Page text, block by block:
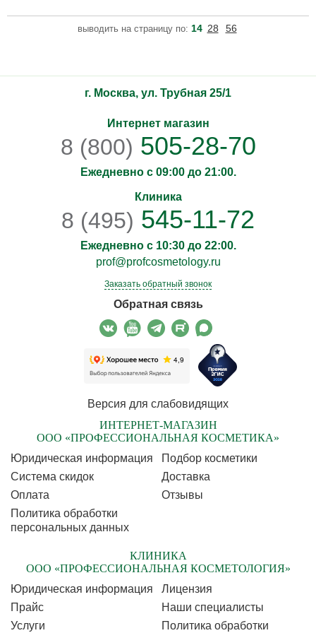
неровной текстурой. Благодаря сочетанию
высокоэффективного ретиноида и бакучиола, усиленному
выводить на страницу по: 14 28 56
г. Москва, ул. Трубная 25/1
Интернет магазин
8 (800) 505-28-70
Ежедневно с 09:00 до 21:00.
Клиника
8 (495) 545-11-72
Ежедневно с 10:30 до 22:00.
prof@profcosmetology.ru
Заказать обратный звонок
Обратная связь
Версия для слабовидящих
ИНТЕРНЕТ-МАГАЗИН
ООО «ПРОФЕССИОНАЛЬНАЯ КОСМЕТИКА»
Юридическая информация
Подбор косметики
Cистема скидок
Доставка
Оплата
Отзывы
Политика обработки
персональных данных
КЛИНИКА
ООО «ПРОФЕССИОНАЛЬНАЯ КОСМЕТОЛОГИЯ»
Юридическая информация
Лицензия
Прайс
Наши специалисты
Услуги
Политика обработки